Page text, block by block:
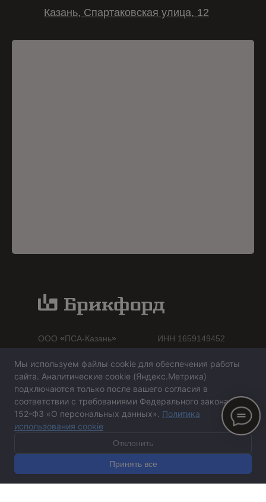
Казань, Спартаковская улица, 12
ИНН 1659149452
Кирпич
Архитектурный декор
Контакты
+7 (843) 2-102-666
ООО «ПСА-Казань»
brickfordkzn@gmail.com
Спартаковская улица, 12
Мы используем файлы cookie для обеспечения работы
сайта. Аналитические cookie (Яндекс.Метрика)
подключаются только после вашего согласия в
соответствии с требованиями Федерального закона №
152-ФЗ «О персональных данных». Политика
использования cookie
Отклонить
Принять все